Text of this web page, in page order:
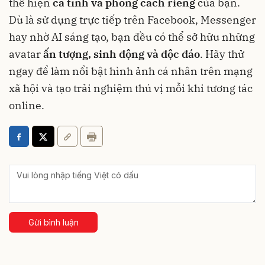
thể hiện cá tính và phong cách riêngcủa bạn.
Dù là sử dụng trực tiếp trên Facebook, Messenger
hay nhờ AI sáng tạo, bạn đều có thể sở hữu những
avatarấn tượng, sinh động và độc đáo. Hãy thử
ngay để làm nổi bật hình ảnh cá nhân trên mạng
xã hội và tạo trải nghiệm thú vị mỗi khi tương tác
online.
Gửi bình luận